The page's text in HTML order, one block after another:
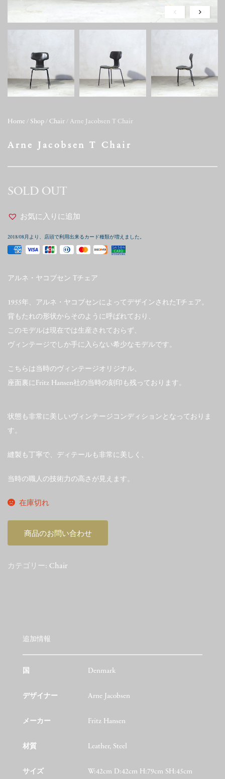
Home / Shop / Chair / Arne Jacobsen T Chair
Arne Jacobsen T Chair
SOLD OUT
お気に入りに追加
2018/08月より、店頭で利用出来るカード種類が増えました。
アルネ・ヤコブセン Tチェア
1955年、アルネ・ヤコブセンによってデザインされたTチェア。
背もたれの形状からそのように呼ばれており、
このモデルは現在では生産されておらず、
ヴィンテージでしか手に入らない希少なモデルです。
こちらは当時のヴィンテージオリジナル、
座面裏にFritz Hansen社の当時の刻印も残っております。
状態も非常に美しいヴィンテージコンディションとなっておりま
す。
縫製も丁寧で、ディテールも非常に美しく、
当時の職人の技術力の高さが見えます。
在庫切れ
商品のお問い合わせ
カテゴリー: Chair
追加情報
国 Denmark
デザイナー Arne Jacobsen
メーカー Fritz Hansen
材質 Leather, Steel
サイズ W:42cm D:42cm H:79cm SH:45cm